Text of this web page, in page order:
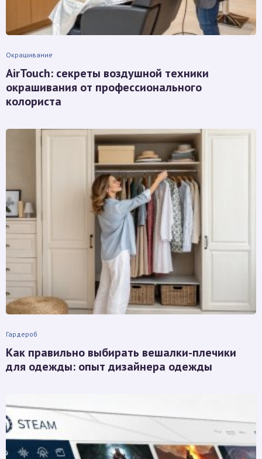
Окрашивание
AirTouch: секреты воздушной техники
окрашивания от профессионального
колориста
Гардероб
Как правильно выбирать вешалки-плечики
для одежды: опыт дизайнера одежды